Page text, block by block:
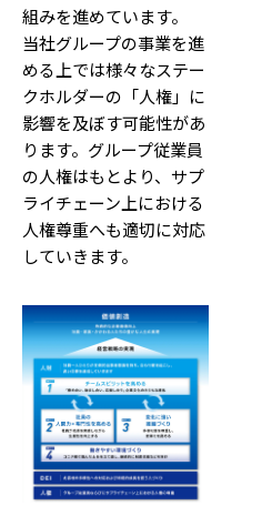
組みを進めています。
当社グループの事業を進
める上では様々なステー
クホルダーの「人権」に
影響を及ぼす可能性があ
ります。グループ従業員
の人権はもとより、サプ
ライチェーン上における
人権尊重へも適切に対応
していきます。